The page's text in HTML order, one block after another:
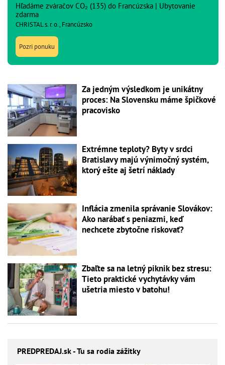
Hľadáme zváračov CO₂ (135) do Francúzska | Ubytovanie
zdarma
CHRISTAL s. r. o., Francúzsko
Pozri ponuku
Za jedným výsledkom je unikátny
proces: Na Slovensku máme špičkové
pracovisko
Extrémne teploty? Byty v srdci
Bratislavy majú výnimočný systém,
ktorý ešte aj šetrí náklady
Inflácia zmenila správanie Slovákov:
Ako narábať s peniazmi, keď
nechcete zbytočne riskovať?
Zbaľte sa na letný piknik bez stresu:
Tieto praktické vychytávky vám
ušetria miesto v batohu!
PREDPREDAJ.sk - Tu sa rodia zážitky